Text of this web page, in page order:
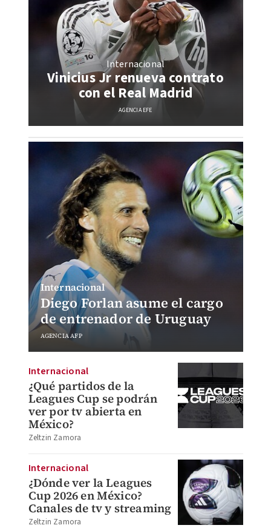
Vinicius Jr renueva contrato
con el Real Madrid
Internacional
AGENCIA EFE
Diego Forlan asume el cargo
de entrenador de Uruguay
Internacional
AGENCIA AFP
¿Qué partidos de la
Leagues Cup se podrán
ver por tv abierta en
México?
Internacional
Zeltzin Zamora
¿Dónde ver la Leagues
Cup 2026 en México?
Canales de tv y streaming
Internacional
Zeltzin Zamora